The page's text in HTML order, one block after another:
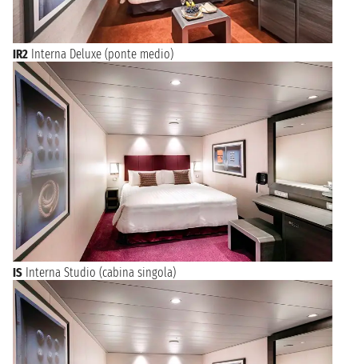
IR2 Interna Deluxe (ponte medio)
IS Interna Studio (cabina singola)